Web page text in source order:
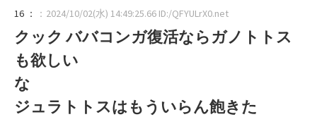
16 ： ：2024/10/02(水) 14:49:25.66 ID:/QFYULrX0.net
クック ババコンガ復活ならガノトトス
も欲しい
な
ジュラトトスはもういらん飽きた